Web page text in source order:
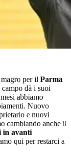
per il Parma
campo dà i suoi
abbiamo
Nuovo
e nuovi
cambiando anche il
in avanti
qui per restarci a